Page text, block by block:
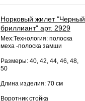
Норковый жилет "Черный
бриллиант" арт. 2929
Мех:Технология: полоска
меха -полоска замши
Размеры: 40, 42, 44, 46, 48,
50
Длина изделия: 70 см
Воротник стойка